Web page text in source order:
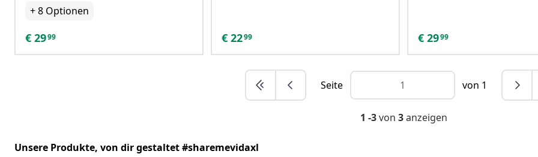
+8 Optionen
€ 2999 € 2299 € 2999
Seite von 1
1 -3von 3anzeigen
Unsere Produkte, von dir gestaltet #sharemevidaxl